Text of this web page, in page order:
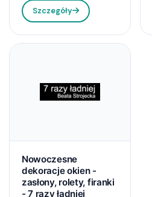
Szczegóły
Nowoczesne
dekoracje okien -
zasłony, rolety, firanki
- 7 razy ładniej